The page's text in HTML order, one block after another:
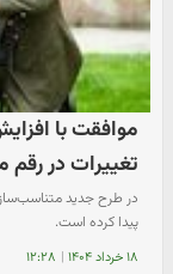
تغییرات در
پیدا کرده است.
۱۸ خرداد ۱۴۰۴ | ۱۲:۲۸